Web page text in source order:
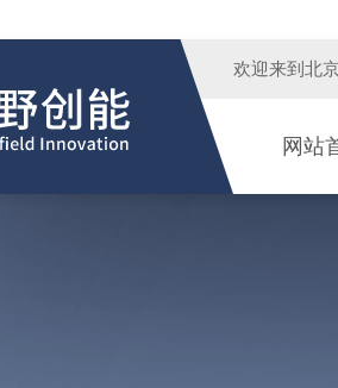
欢迎来到 北
网站